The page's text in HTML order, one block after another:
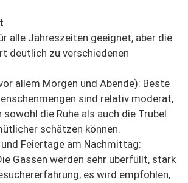
alle Jahreszeiten geeignet, aber die
deutlich zu verschiedenen
allem Morgen und Abende): Beste
sind relativ moderat,
sowohl die Ruhe als auch die Trubel
schätzen können.
Feiertage am Nachmittag:
Gassen werden sehr überfüllt, stark
es wird empfohlen,